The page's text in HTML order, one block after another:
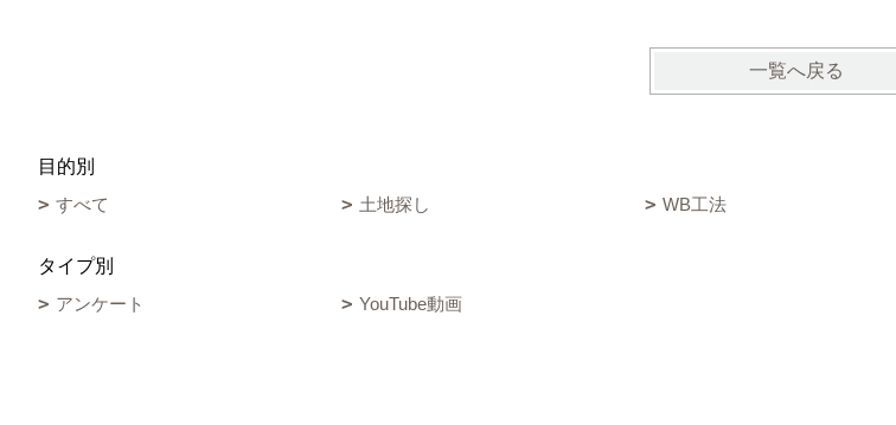
一覧へ戻る
目的別
すべて
土地探し WB工法
タイプ別
アンケート
YouTube動画